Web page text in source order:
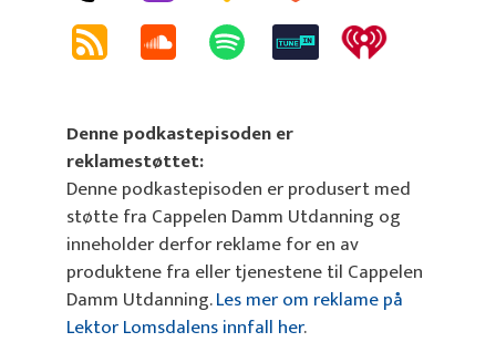
Denne podkastepisoden er
reklamestøttet:
Denne podkastepisoden er produsert med
støtte fra Cappelen Damm Utdanning og
inneholder derfor reklame for en av
produktene fra eller tjenestene til Cappelen
Damm Utdanning.Les mer om reklame på
Lektor Lomsdalens innfall her.